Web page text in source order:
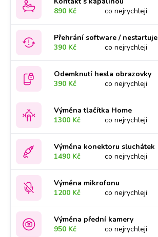
890 Kč
co nejrychleji
Přehrání software / nestartuje
390 Kč
co nejrychleji
Odemknutí hesla obrazovky
390 Kč
co nejrychleji
Výměna tlačítka Home
1300 Kč
co nejrychleji
Výměna konektoru sluchátek
1490 Kč
co nejrychleji
Výměna mikrofonu
1200 Kč
co nejrychleji
Výměna přední kamery
950 Kč
co nejrychleji